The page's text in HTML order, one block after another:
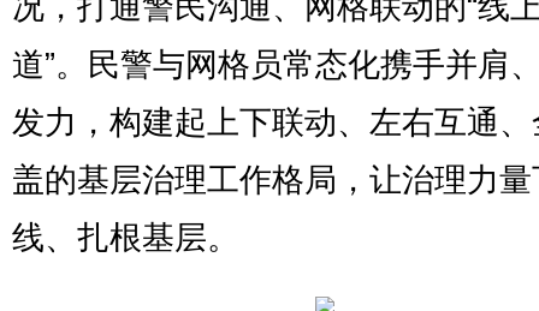
况，打通警民沟通、网格联动的“线
道”。民警与网格员常态化携手并肩
发力，构建起上下联动、左右互通
盖的基层治理工作格局，让治理力
线、扎根基层。